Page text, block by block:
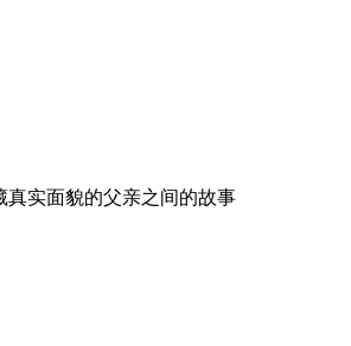
真实面貌的父亲之间的故事